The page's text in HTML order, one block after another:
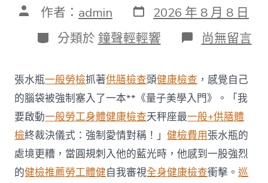
文 作者： admin 發
表
日
期
2026 年 8 月 8 日
分
類
分類於 鐘聲輕輕響 在
〈每
調
查
約
四
起
不
符
合
法
尚無留言
張水瓶一般勞檢抓著供膳檢查頭健康檢查 ，感覺自己
的腦袋被強制塞入了一本**《量子美學入門》。「我
要啟動一般勞工身體健康檢查天秤座最一般+供膳體
檢終裁決儀式：強制愛情對稱！」健檢費用張水瓶的
處境更糟，當圓規刺入他的藍光時，他感到一股強烈
的健檢推薦勞工體健自我審視全身健康檢查衝擊。巡